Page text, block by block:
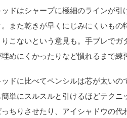
ッドはシャープに極細のラインが
。また乾きが早くにじみにくいも
りこないという意見も。手ブレで
埋めにくかったりなど慣れるまで練
ッドに比べてペンシルは芯が太い
簡単にスルスルと引けるほどテク
っちりさせたり、アイシャドウの